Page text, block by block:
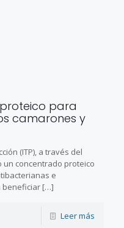
para
camarones y
(ITP), a través del
un concentrado proteico
e
beneficiar […]
Leer más